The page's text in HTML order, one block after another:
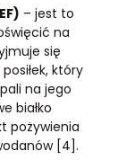
– jest to
na
się
który
na jego
białko
pożywienia
[4].